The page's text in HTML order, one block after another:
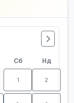
Сб Нд
1 2